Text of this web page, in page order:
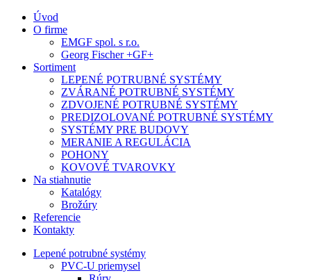
Úvod
O firme
EMGF spol. s r.o.
Georg Fischer +GF+
Sortiment
LEPENÉ POTRUBNÉ SYSTÉMY
ZVÁRANÉ POTRUBNÉ SYSTÉMY
ZDVOJENÉ POTRUBNÉ SYSTÉMY
PREDIZOLOVANÉ POTRUBNÉ SYSTÉMY
SYSTÉMY PRE BUDOVY
MERANIE A REGULÁCIA
POHONY
KOVOVÉ TVAROVKY
Na stiahnutie
Katalógy
Brožúry
Referencie
Kontakty
Lepené potrubné systémy
PVC-U priemysel